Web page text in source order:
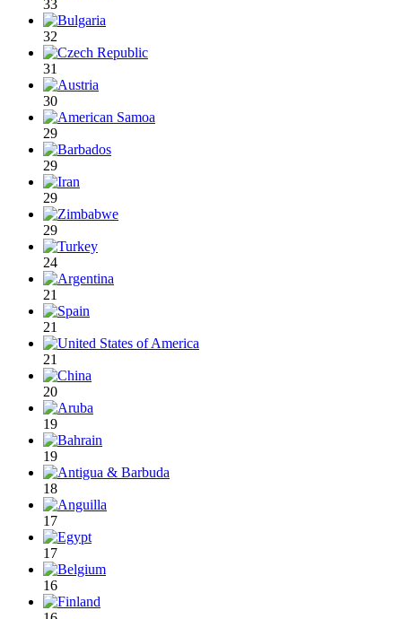
33
32
31
30
29
29
29
29
24
21
21
21
20
19
19
18
17
17
16